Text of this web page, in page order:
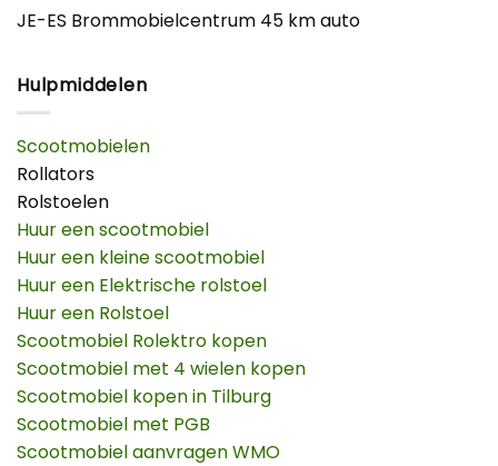
JE-ES Brommobielcentrum 45 km auto
Hulpmiddelen
Scootmobielen
Rollators
Rolstoelen
Huur een scootmobiel
Huur een kleine scootmobiel
Huur een Elektrische rolstoel
Huur een Rolstoel
Scootmobiel Rolektro kopen
Scootmobiel met 4 wielen kopen
Scootmobiel kopen in Tilburg
Scootmobiel met PGB
Scootmobiel aanvragen WMO